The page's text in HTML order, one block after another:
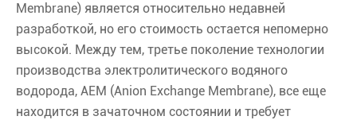
Membrane) является относительно недавней
разработкой, но его стоимость остается непомерно
высокой. Между тем, третье поколение технологии
производства электролитического водяного
водорода, AEM (Anion Exchange Membrane), все еще
находится в зачаточном состоянии и требует